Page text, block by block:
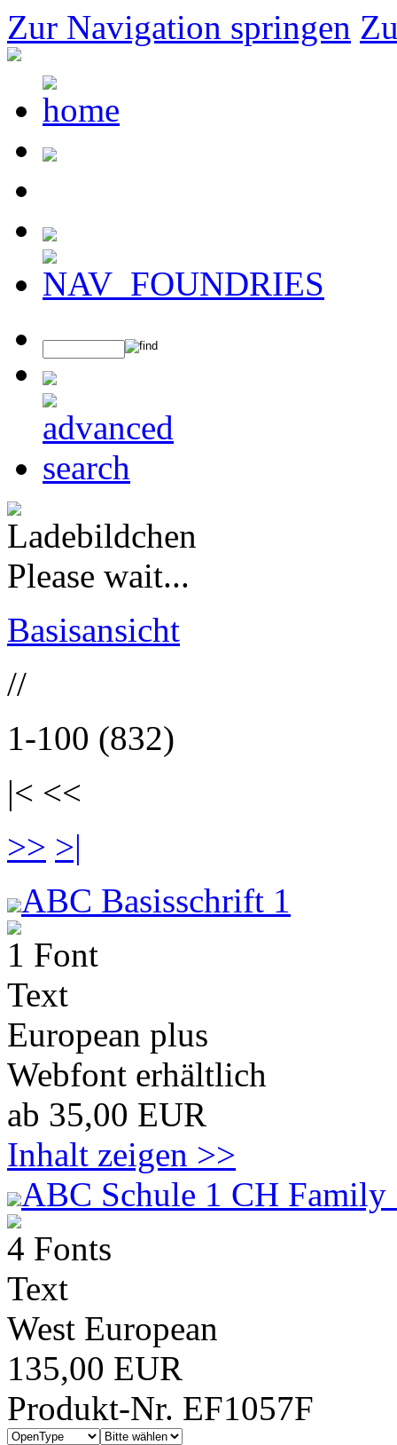
Zur Navigation springen
Please wait...
Basisansicht
//
1-100 (832)
|< <<
>> >|
ABC Basisschrift 1
1 Font
Text
European plus
Webfont erhältlich
ab 35,00 EUR
Inhalt zeigen >>
ABC Schule 1 CH Family
4 Fonts
Text
West European
135,00 EUR
Produkt-Nr. EF1057F